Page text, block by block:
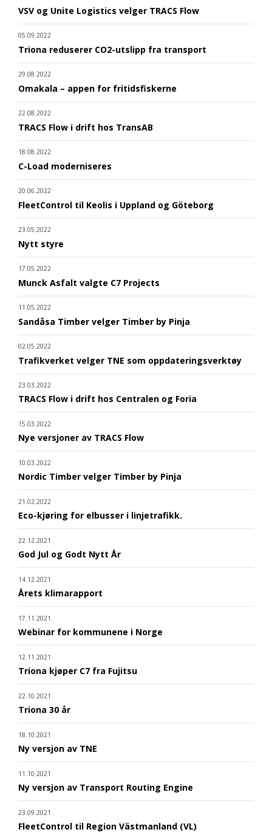
VSV og Unite Logistics velger TRACS Flow
05.09.2022
Triona reduserer CO2-utslipp fra transport
29.08.2022
Omakala – appen for fritidsfiskerne
22.08.2022
TRACS Flow i drift hos TransAB
18.08.2022
C-Load moderniseres
20.06.2022
FleetControl til Keolis i Uppland og Göteborg
23.05.2022
Nytt styre
17.05.2022
Munck Asfalt valgte C7 Projects
11.05.2022
Sandåsa Timber velger Timber by Pinja
02.05.2022
Trafikverket velger TNE som oppdateringsverktøy
23.03.2022
TRACS Flow i drift hos Centralen og Foria
15.03.2022
Nye versjoner av TRACS Flow
10.03.2022
Nordic Timber velger Timber by Pinja
21.02.2022
Eco-kjøring for elbusser i linjetrafikk.
22.12.2021
God Jul og Godt Nytt År
14.12.2021
Årets klimarapport
17.11.2021
Webinar for kommunene i Norge
12.11.2021
Triona kjøper C7 fra Fujitsu
22.10.2021
Triona 30 år
18.10.2021
Ny versjon av TNE
11.10.2021
Ny versjon av Transport Routing Engine
23.09.2021
FleetControl til Region Västmanland (VL)